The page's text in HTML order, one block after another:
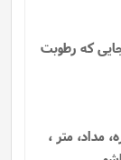
که رطوبت
مداد، متر ،